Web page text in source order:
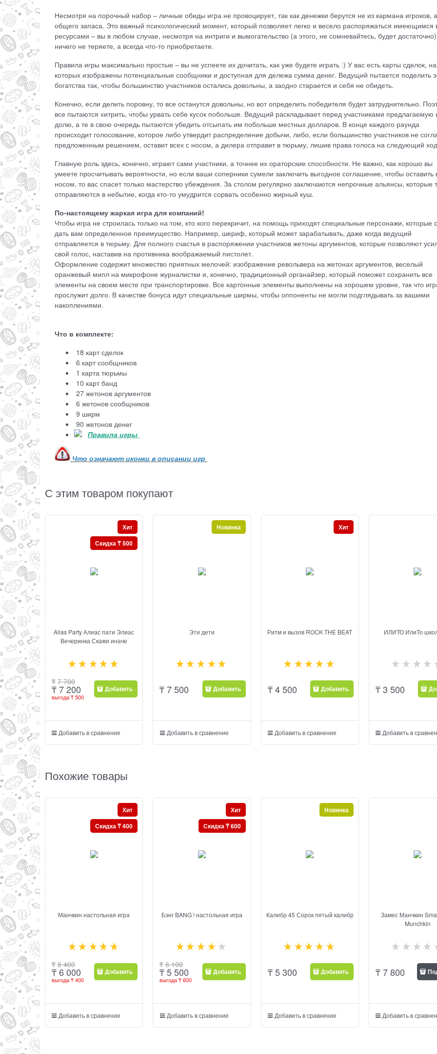
Несмотря на порочный набор – личные обиды игра не провоцирует, так как денежки берутся не из кармана игроков,
общего запаса. Это важный психологический момент, который позволяет легко и весело распоряжаться имеющимся
ресурсами – вы в любом случае, несмотря на интриги и вымогательство (а этого, не сомневайтесь, будет
ничего не теряете, а всегда что-то приобретаете.
Правила игры максимально простые – вы не успеете их дочитать, как уже будете играть :) У вас есть карты сделок, на
которых изображены потенциальные сообщники и доступная для дележа сумма денег. Ведущий пытается поделить
богатства так, чтобы большинство участников остались довольны, а заодно старается и себя не обидеть.
Конечно, если делить поровну, то все останутся довольны, но вот определить победителя будет затруднительно.
все пытаются хитрить, чтобы урвать себе кусок побольше. Ведущий раскладывает перед участниками предлагаемую
долю, а те в свою очередь пытаются убедить отсыпать им побольше местных долларов. В конце каждого раунда
происходит голосование, которое либо утвердит распределение добычи, либо, если большинство участников не
предложенным решением, оставит всех с носом, а дилера отправит в тюрьму, лишив права голоса на следующий
Главную роль здесь, конечно, играют сами участники, а точнее их ораторские способности. Не важно, как хорошо вы
умеете просчитывать вероятности, но если ваши соперники сумели заключить выгодное соглашение, чтобы оставить
носом, то вас спасет только мастерство убеждения. За столом регулярно заключаются непрочные альянсы, которые
отправляются в небытие, когда кто-то умудрится сорвать особенно жирный куш.
По-настоящему жаркая игра для компаний!
Чтобы игра не строилась только на том, кто кого перекричит, на помощь приходят специальные персонажи, которые
дать вам определенное преимущество. Например, шериф, который может зарабатывать, даже когда ведущий
отправляется в тюрьму. Для полного счастья в распоряжении участников жетоны аргументов, которые позволяют
свой голос, наставив на противника воображаемый пистолет.
Оформление содержит множество приятных мелочей: изображение револьвера на жетонах аргументов, веселый
оранжевый мипл на микрофоне журналистки и, конечно, традиционный органайзер, который поможет сохранить все
элементы на своем месте при транспортировке. Все картонные элементы выполнены на хорошем уровне, так что
прослужит долго. В качестве бонуса идут специальные ширмы, чтобы оппоненты не могли подглядывать за вашими
накоплениями.
Что в комплекте:
18 карт сделок
6 карт сообщников
1 карта тюрьмы
10 карт банд
27 жетонов аргументов
6 жетонов сообщников
9 ширм
90 жетонов денег
Правила игры
Что означают иконки в описании игр
С этим товаром покупают
Alias Party Алиас пати Элиас
Вечеринка Скажи иначе
Хит
Скидка ₸ 500
₸ 7 700
₸7 200
выгода₸ 500
Добавить
Добавить в сравнение
Эти дети
Новинка
₸ 7 500 Добавить
Добавить в сравнение
Ритм и вызов ROCK THE BEAT
Хит
₸ 4 500 Добавить
Добавить в сравнение
ИЛИТО ИлиТо
₸ 3 500
Добавить в
Похожие товары
Манчкин настольная игра
Хит
Скидка ₸ 400
₸ 6 400
₸6 000
выгода₸ 400
Добавить
Добавить в сравнение
Бэнг BANG ! настольная игра
Хит
Скидка ₸ 600
₸ 6 100
₸ 5 500
выгода₸ 600
Добавить
Добавить в сравнение
Калибр 45 Сорок пятый калибр
Новинка
₸ 5 300 Добавить
Добавить в сравнение
Замес Манчкин
Munchkin
₸ 7 800
Добавить в